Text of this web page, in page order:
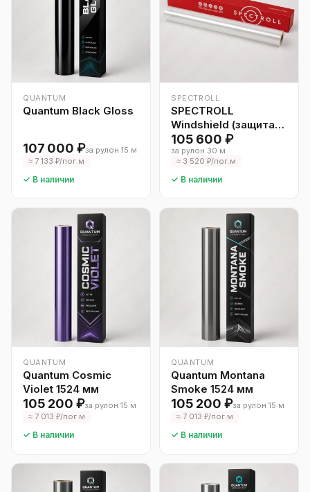
QUANTUM
Quantum Black Gloss
107 000 ₽за рулон 15 м
≈ 7 133 ₽/пог.м
✓ В наличии
SPECTROLL
SPECTROLL
Windshield (защита
лобового стекла)
105 600 ₽
за рулон 30 м
≈ 3 520 ₽/пог.м
✓ В наличии
QUANTUM
Quantum Cosmic
Violet 1524 мм
105 200 ₽за рулон 15 м
≈ 7 013 ₽/пог.м
✓ В наличии
QUANTUM
Quantum Montana
Smoke 1524 мм
105 200 ₽за рулон 15 м
≈ 7 013 ₽/пог.м
✓ В наличии